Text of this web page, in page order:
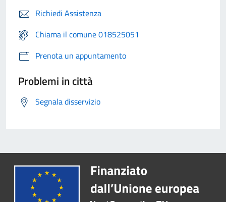
Richiedi Assistenza
Chiama il comune 018525051
Prenota un appuntamento
Problemi in città
Segnala disservizio